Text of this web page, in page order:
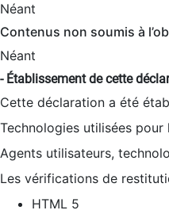
Néant
Contenus non soumis à
Néant
- Établissement de cette
Cette déclaration a été
Technologies utilisées
Agents utilisateurs,
Les vérifications de
HTML 5